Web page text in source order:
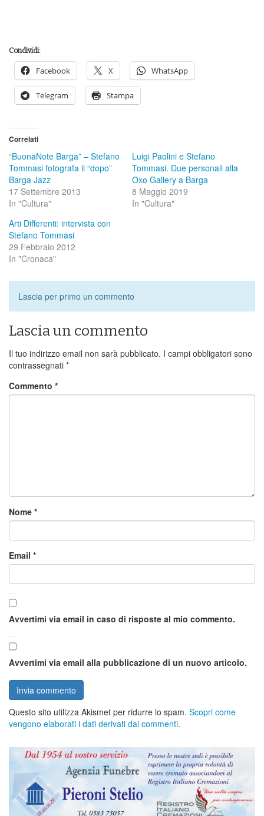
Condividi:
Facebook X WhatsApp
Telegram Stampa
Correlati
“BuonaNote Barga” – Stefano
Tommasi fotografa il “dopo”
Barga Jazz
17 Settembre 2013
In "Cultura"
Luigi Paolini e Stefano
Tommasi. Due personali alla
Oxo Gallery a Barga
8 Maggio 2019
In "Cultura"
Arti Differenti: intervista con
Stefano Tommasi
29 Febbraio 2012
In "Cronaca"
Lascia per primo un commento
Lascia un commento
Il tuo indirizzo email non sarà pubblicato. I campi obbligatori sono
contrassegnati *
Commento *
Nome *
Email *
Avvertimi via email in caso di risposte al mio commento.
Avvertimi via email alla pubblicazione di un nuovo articolo.
Questo sito utilizza Akismet per ridurre lo spam. Scopri come
vengono elaborati i dati derivati dai commenti.